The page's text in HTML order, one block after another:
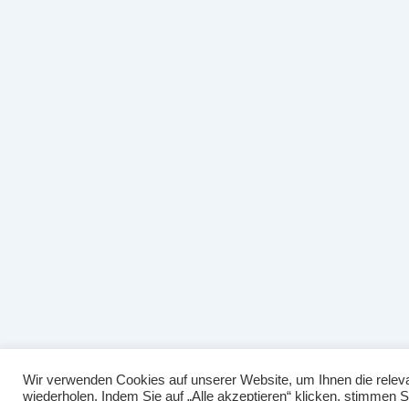
Wir verwenden Cookies auf unserer Website, um Ihnen die
wiederholen. Indem Sie auf „Alle akzeptieren“ klicken,